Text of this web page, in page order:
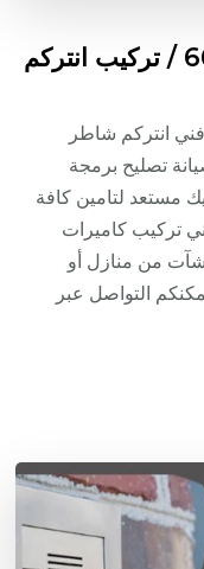
فني انتركم النزهة / 66428585 / تركيب انتركم
انتركم شاطر
تصليح برمجة
مستعد لتامين كافة
تركيب كاميرات
من منازل أو
التواصل عبر